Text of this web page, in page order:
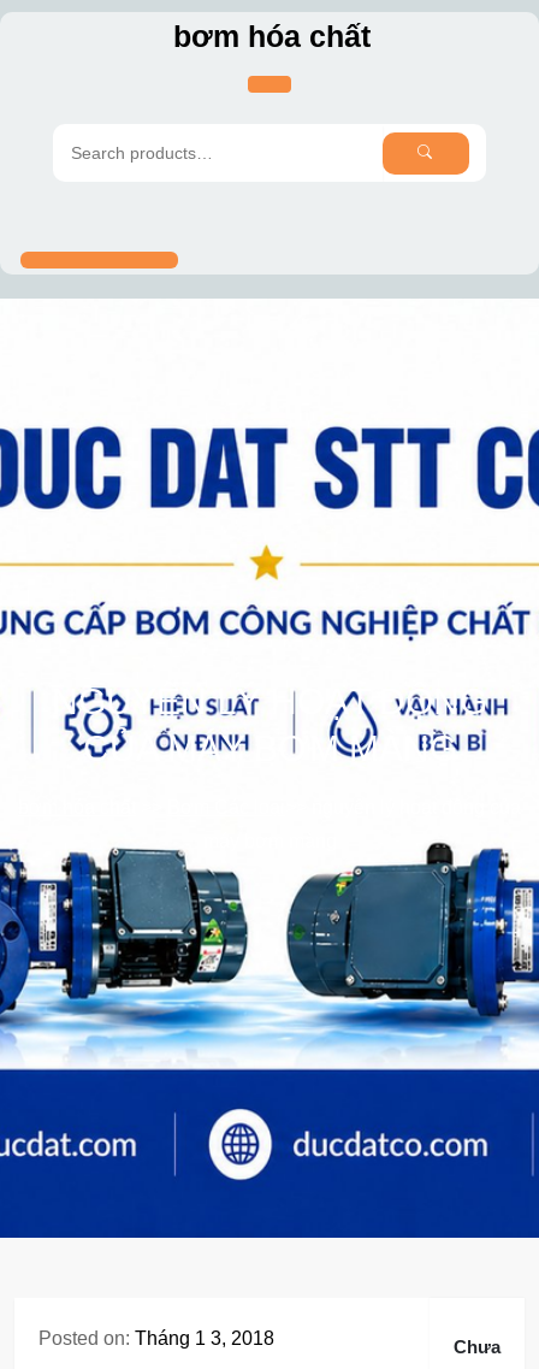
Skip
bơm hóa chất
SEARCH
NGUYÊN LÝ HOẠT ĐỘNG
CỦA MÁY BƠM MÀNG
Posted on: Tháng 1 3, 2018
Chưa